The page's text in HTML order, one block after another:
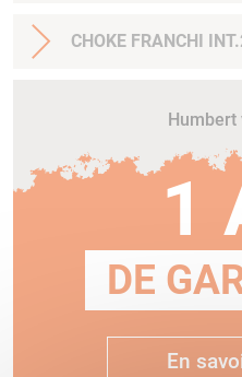
CHOKE FRANCHI
1
DE
En